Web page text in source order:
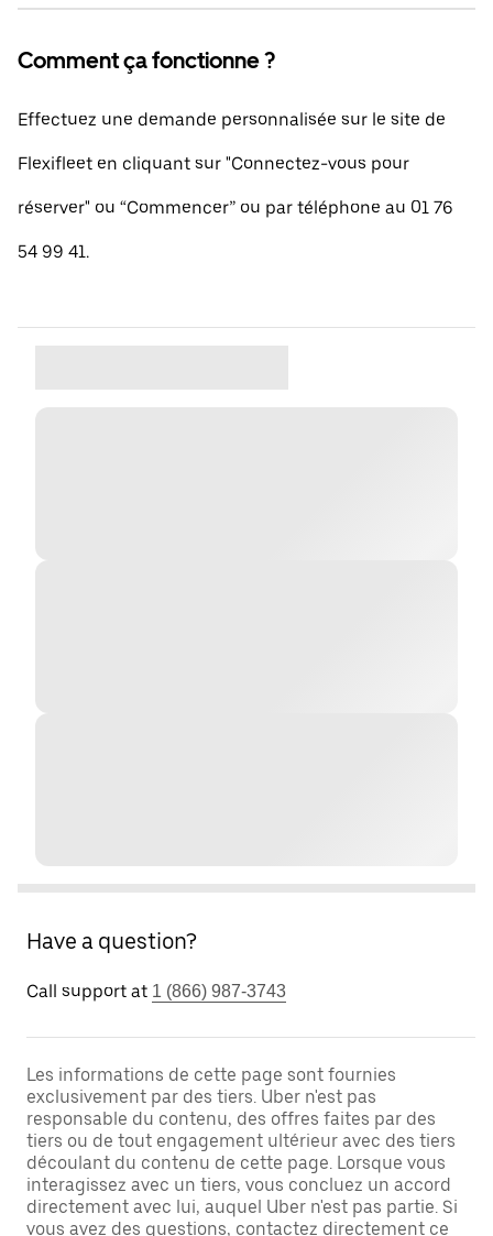
Comment ça fonctionne ?
Effectuez une demande personnalisée sur le site de
Flexifleet en cliquant sur "Connectez-vous pour
réserver" ou “Commencer” ou par téléphone au 01 76
54 99 41.
Have a question?
Call support at 1 (866) 987-3743
Les informations de cette page sont fournies
exclusivement par des tiers. Uber n'est pas
responsable du contenu, des offres faites par des
tiers ou de tout engagement ultérieur avec des tiers
découlant du contenu de cette page. Lorsque vous
interagissez avec un tiers, vous concluez un accord
directement avec lui, auquel Uber n'est pas partie. Si
vous avez des questions, contactez directement ce